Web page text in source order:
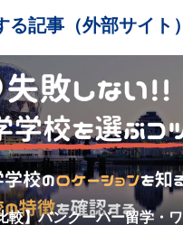
る記事（外部サイト）
較】バンクーバー留学・ワ